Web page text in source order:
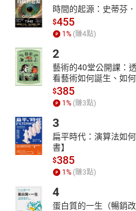
時間的起源：史蒂芬
$455
1 % (賺4點)
2
藝術的40堂公開課：
看藝術如何誕生、如
$385
1 % (賺3點)
3
扁平時代：演算法如
書】
$385
1 % (賺3點)
4
蛋白質的一生（暢銷